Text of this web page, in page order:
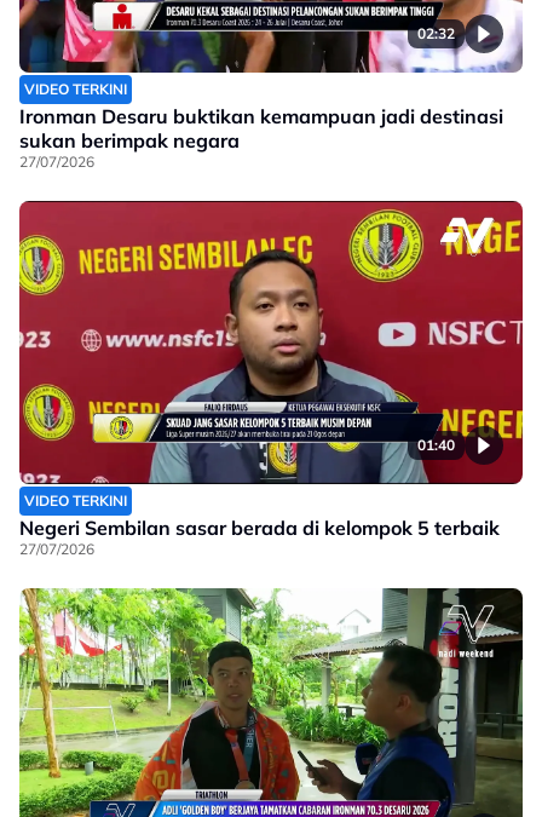
02:32
VIDEO TERKINI
Ironman Desaru buktikan kemampuan jadi destinasi
sukan berimpak negara
27/07/2026
01:40
VIDEO TERKINI
Negeri Sembilan sasar berada di kelompok 5 terbaik
27/07/2026